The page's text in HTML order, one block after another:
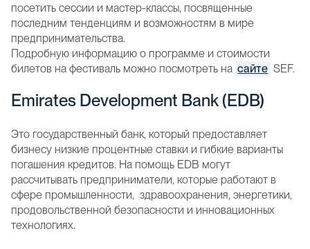
посетить сессии и мастер-классы, посвященные
последним тенденциям и возможностям в мире
предпринимательства.
Подробную информацию о программе и стоимости
билетов на фестиваль можно посмотреть на сайте SEF.
Emirates Development Bank (EDB)
Это государственный банк, который предоставляет
бизнесу низкие процентные ставки и гибкие варианты
погашения кредитов. На помощь EDB могут
рассчитывать предприниматели, которые работают в
сфере промышленности, здравоохранения, энергетики,
продовольственной безопасности и инновационных
технологиях.